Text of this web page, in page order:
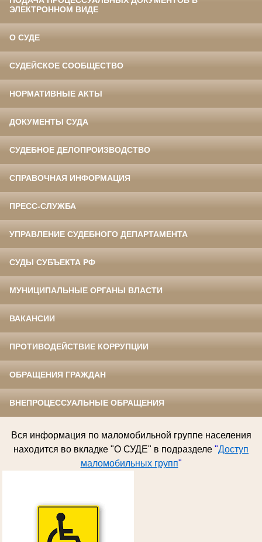
ЭЛЕКТРОННОМ ВИДЕ
О СУДЕ
СУДЕЙСКОЕ СООБЩЕСТВО
НОРМАТИВНЫЕ АКТЫ
ДОКУМЕНТЫ СУДА
СУДЕБНОЕ ДЕЛОПРОИЗВОДСТВО
СПРАВОЧНАЯ ИНФОРМАЦИЯ
ПРЕСС-СЛУЖБА
УПРАВЛЕНИЕ СУДЕБНОГО ДЕПАРТАМЕНТА
СУДЫ СУБЪЕКТА РФ
МУНИЦИПАЛЬНЫЕ ОРГАНЫ ВЛАСТИ
ВАКАНСИИ
ПРОТИВОДЕЙСТВИЕ КОРРУПЦИИ
ОБРАЩЕНИЯ ГРАЖДАН
ВНЕПРОЦЕССУАЛЬНЫЕ ОБРАЩЕНИЯ
Вся информация по маломобильной группе населения
находится во вкладке "О СУДЕ" в подразделе "Доступ
маломобильных групп"